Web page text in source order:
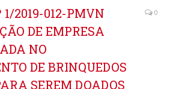
1/2019-012-PMVN
DE EMPRESA
NO
DE BRINQUEDOS
SEREM DOADOS
0